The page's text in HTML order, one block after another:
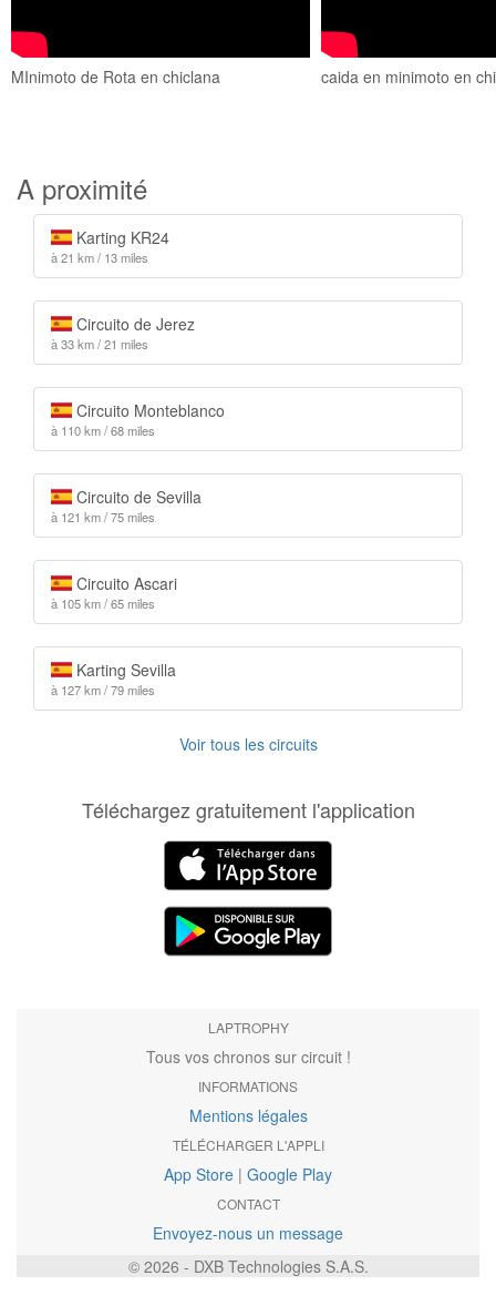
MInimoto de Rota en chiclana caida en minimoto en
A proximité
Karting KR24
à 21 km / 13 miles
Circuito de Jerez
à 33 km / 21 miles
Circuito Monteblanco
à 110 km / 68 miles
Circuito de Sevilla
à 121 km / 75 miles
Circuito Ascari
à 105 km / 65 miles
Karting Sevilla
à 127 km / 79 miles
Voir tous les circuits
Téléchargez gratuitement l'application
LAPTROPHY
Tous vos chronos sur circuit !
INFORMATIONS
Mentions légales
TÉLÉCHARGER L'APPLI
App Store | Google Play
CONTACT
Envoyez-nous un message
© 2026 - DXB Technologies S.A.S.